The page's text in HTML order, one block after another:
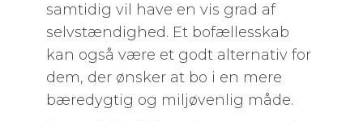
samtidig vil have en vis grad af
selvstændighed. Et bofællesskab
kan også være et godt alternativ for
dem, der ønsker at bo i en mere
bæredygtig og miljøvenlig måde.